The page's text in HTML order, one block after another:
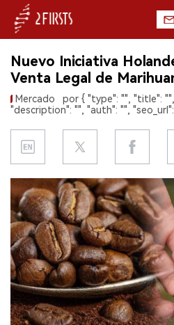
INICIO
EMPRESA
PRODUCTO
CHINA
DATOS
EXPOSICIÓN
ENTREVISTA
Nuevo Iniciativa
Venta Legal de
Mercado
por { "type": "", "title": "",
"description": "", "auth": "",